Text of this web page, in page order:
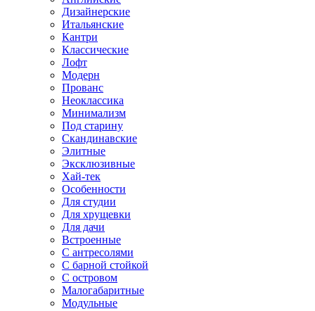
Дизайнерские
Итальянские
Кантри
Классические
Лофт
Модерн
Прованс
Неоклассика
Минимализм
Под старину
Скандинавские
Элитные
Эксклюзивные
Хай-тек
Особенности
Для студии
Для хрущевки
Для дачи
Встроенные
С антресолями
С барной стойкой
С островом
Малогабаритные
Модульные